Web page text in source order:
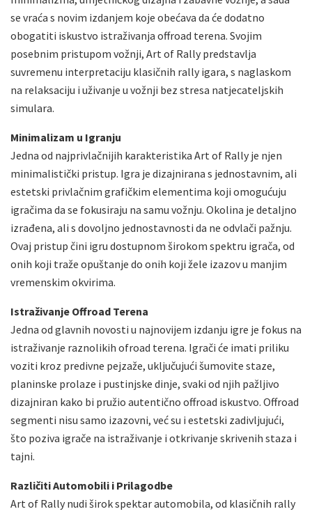
se vraća s novim izdanjem koje obećava da će dodatno
obogatiti iskustvo istraživanja offroad terena. Svojim
posebnim pristupom vožnji, Art of Rally predstavlja
suvremenu interpretaciju klasičnih rally igara, s naglaskom
na relaksaciju i uživanje u vožnji bez stresa natjecateljskih
simulara.
Minimalizam u Igranju
Jedna od najprivlačnijih karakteristika Art of Rally je njen
minimalistički pristup. Igra je dizajnirana s jednostavnim, ali
estetski privlačnim grafičkim elementima koji omogućuju
igračima da se fokusiraju na samu vožnju. Okolina je detaljno
izrađena, ali s dovoljno jednostavnosti da ne odvlači pažnju.
Ovaj pristup čini igru dostupnom širokom spektru igrača, od
onih koji traže opuštanje do onih koji žele izazov u manjim
vremenskim okvirima.
Istraživanje Offroad Terena
Jedna od glavnih novosti u najnovijem izdanju igre je fokus na
istraživanje raznolikih ofroad terena. Igrači će imati priliku
voziti kroz predivne pejzaže, uključujući šumovite staze,
planinske prolaze i pustinjske dinje, svaki od njih pažljivo
dizajniran kako bi pružio autentično offroad iskustvo. Offroad
segmenti nisu samo izazovni, već su i estetski zadivljujući,
što poziva igrače na istraživanje i otkrivanje skrivenih staza i
tajni.
Različiti Automobili i Prilagodbe
Art of Rally nudi širok spektar automobila, od klasičnih rally